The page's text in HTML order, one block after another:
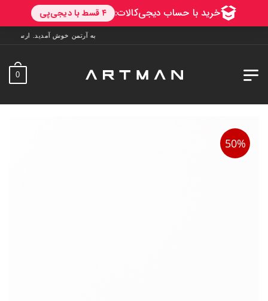
به آرتمن خوش آمدید. ارسال به سراسر ایران. 7 روز فرصت تست در منزل. 1
0
50%